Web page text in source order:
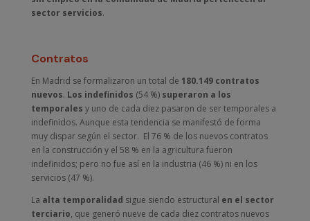
sector servicios.
Contratos
En Madrid se formalizaron un total de 180.149 contratos
nuevos. Los indefinidos (54 %)superaron a los
temporales y uno de cada diez pasaron de ser temporales a
indefinidos. Aunque esta tendencia se manifestó de forma
muy dispar según el sector. El 76 % de los nuevos contratos
en la construcción y el 58 % en la agricultura fueron
indefinidos; pero no fue así en la industria (46 %) ni en los
servicios (47 %).
La alta temporalidad sigue siendo estructural en el sector
terciario, que generó nueve de cada diez contratos nuevos